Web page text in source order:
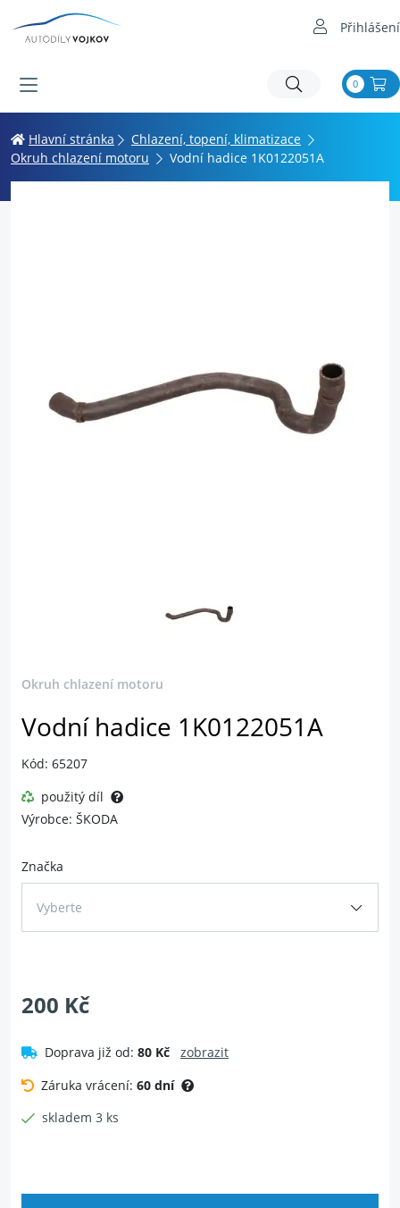
Přihlášení
0
Hlavní stránka
Chlazení, topení, klimatizace
Okruh chlazení motoru
Vodní hadice 1K0122051A
Okruh chlazení motoru
Vodní hadice 1K0122051A
Kód: 65207
použitý díl
Výrobce: ŠKODA
Značka
Vyberte
200 Kč
Doprava již od: 80 Kč
zobrazit
Záruka vrácení: 60 dní
skladem 3 ks